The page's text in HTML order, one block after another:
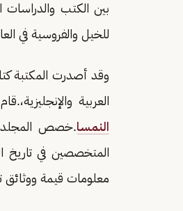
بين الكتب والدراسات
للخيل والفروسية في
وقد أصدرت المكتبة
العربية
النمسا
المتخصصين في تاريخ
معلومات قيمة